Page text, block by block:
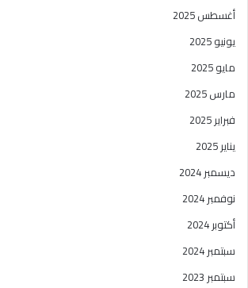
أغسطس 2025
يونيو 2025
مايو 2025
مارس 2025
فبراير 2025
يناير 2025
ديسمبر 2024
نوفمبر 2024
أكتوبر 2024
سبتمبر 2024
سبتمبر 2023